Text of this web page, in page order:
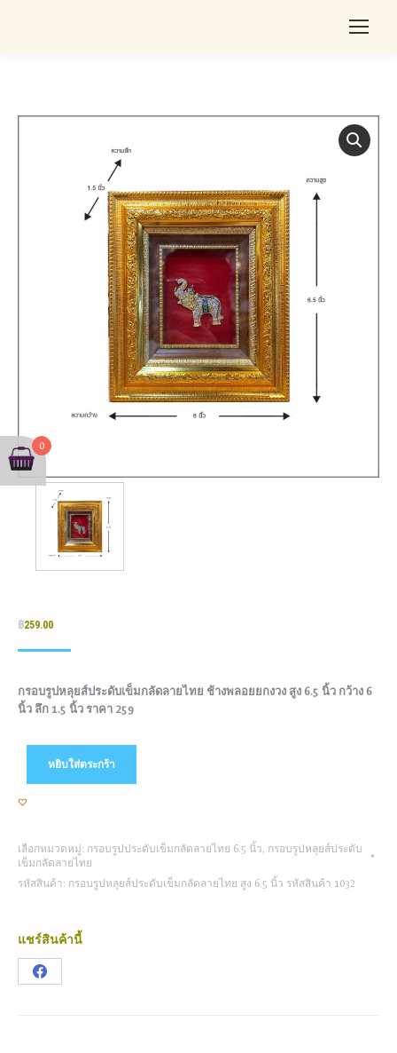
฿259.00
กรอบรูปหลุยส์ประดับเข็มกลัดลายไทย ช้างพลอยยกงวง สูง 6.5 นิ้ว กว้าง 6
นิ้ว ลึก 1.5 นิ้ว ราคา 259
หยิบใส่ตระกร้า
เลือกหมวดหมู่: กรอบรูปประดับเข็มกลัดลายไทย 6.5 นิ้ว, กรอบรูปหลุยส์ประดับ
เข็มกลัดลายไทย
รหัสสินค้า: กรอบรูปหลุยส์ประดับเข็มกลัดลายไทย สูง 6.5 นิ้ว รหัสสินค้า 1032
แชร์สินค้านี้
Share
0